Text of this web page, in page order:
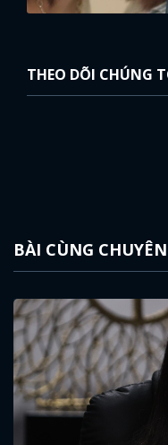
THEO DÕI CHÚNG
BÀI CÙNG